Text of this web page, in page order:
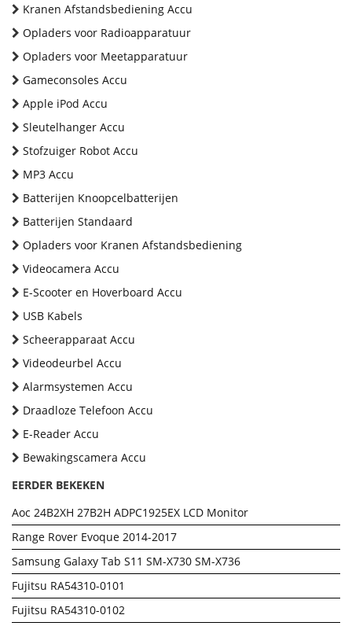
Kranen Afstandsbediening Accu
Opladers voor Radioapparatuur
Opladers voor Meetapparatuur
Gameconsoles Accu
Apple iPod Accu
Sleutelhanger Accu
Stofzuiger Robot Accu
MP3 Accu
Batterijen Knoopcelbatterijen
Batterijen Standaard
Opladers voor Kranen Afstandsbediening
Videocamera Accu
E-Scooter en Hoverboard Accu
USB Kabels
Scheerapparaat Accu
Videodeurbel Accu
Alarmsystemen Accu
Draadloze Telefoon Accu
E-Reader Accu
Bewakingscamera Accu
EERDER BEKEKEN
Aoc 24B2XH 27B2H ADPC1925EX LCD Monitor
Range Rover Evoque 2014-2017
Samsung Galaxy Tab S11 SM-X730 SM-X736
Fujitsu RA54310-0101
Fujitsu RA54310-0102